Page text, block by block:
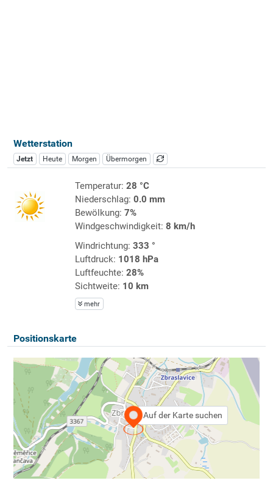
Wetterstation
Jetzt Heute Morgen Übermorgen
Temperatur: 28 °C
Niederschlag: 0.0 mm
Bewölkung: 7%
Windgeschwindigkeit: 8 km/h
Windrichtung: 333 °
Luftdruck: 1018 hPa
Luftfeuchte: 28%
Sichtweite: 10 km
mehr
Positionskarte
Auf der Karte suchen